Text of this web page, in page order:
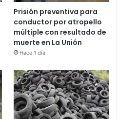
Prisión preventiva para
conductor por atropello
múltiple con resultado de
muerte en La Unión
Hace 1 día